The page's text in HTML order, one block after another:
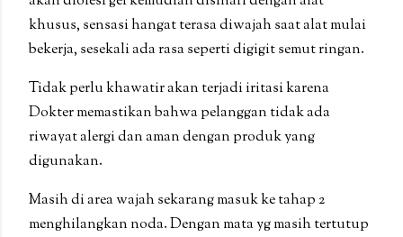
khusus, sensasi hangat terasa diwajah saat alat mulai
bekerja, sesekali ada rasa seperti digigit semut ringan.
Tidak perlu khawatir akan terjadi iritasi karena
Dokter memastikan bahwa pelanggan tidak ada
riwayat alergi dan aman dengan produk yang
digunakan.
Masih di area wajah sekarang masuk ke tahap 2
menghilangkan noda. Dengan mata yg masih tertutup